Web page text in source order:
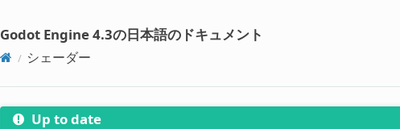
Godot Engine 4.3の日本語のドキュメント
シェーダー
Up to date